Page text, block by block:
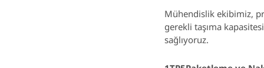
Mühendislik ekibimiz,
gerekli taşıma
sağlıyoruz.